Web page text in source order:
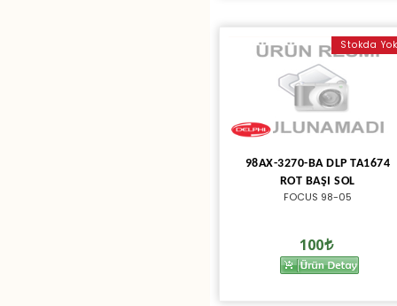
Stokda Yok
98AX-3270-BA DLP TA1674
ROT BAŞI SOL
FOCUS 98-05
100